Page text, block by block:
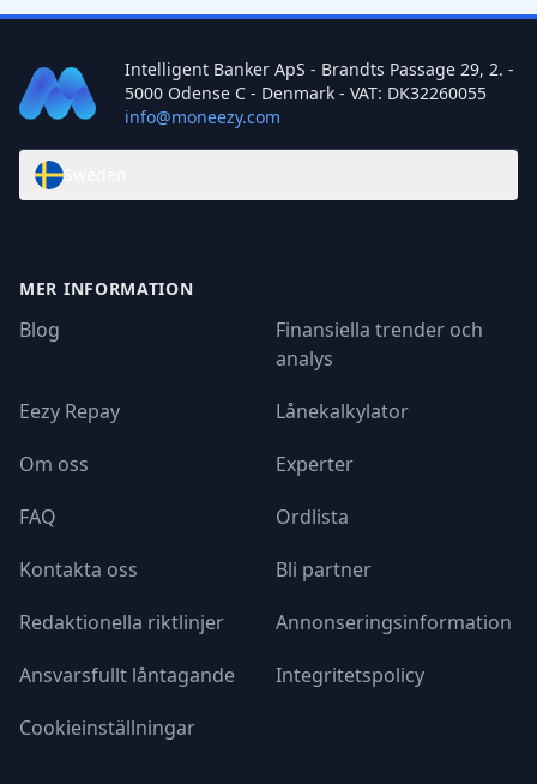
Intelligent Banker ApS - Brandts Passage 29, 2. -
5000 Odense C - Denmark - VAT: DK32260055
info@moneezy.com
MER INFORMATION
Blog
Finansiella trender och
analys
Eezy Repay
Lånekalkylator
Om oss
Experter
FAQ
Ordlista
Kontakta oss
Bli partner
Redaktionella riktlinjer
Annonseringsinformation
Ansvarsfullt låntagande
Integritetspolicy
Cookieinställningar